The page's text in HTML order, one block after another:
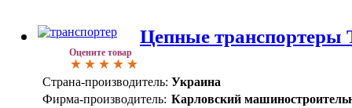
Оцените товар
Цепные
Страна-производитель: Украина
Фирма-производитель: Карловский